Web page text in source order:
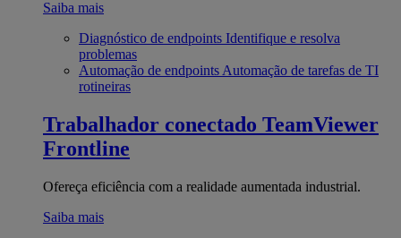
Saiba mais
Diagnóstico de endpoints Identifique e resolva
problemas
Automação de endpoints Automação de tarefas de TI
rotineiras
Trabalhador conectado TeamViewer
Frontline
Ofereça eficiência com a realidade aumentada industrial.
Saiba mais